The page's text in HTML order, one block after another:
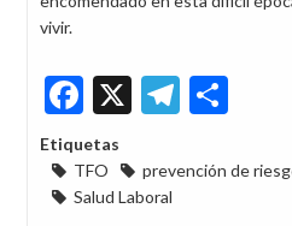
vivir.
Facebook
X
Etiquetas
TFO
prevención de
Salud Laboral